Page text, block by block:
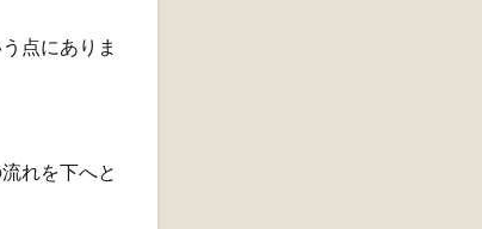
点にありま
れを下へと